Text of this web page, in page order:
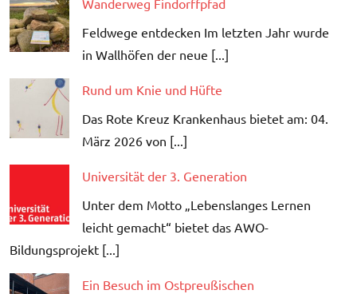
Wanderweg Findorffpfad
Feldwege entdecken Im letzten Jahr wurde
in Wallhöfen der neue [...]
Rund um Knie und Hüfte
Das Rote Kreuz Krankenhaus bietet am: 04.
März 2026 von [...]
Universität der 3. Generation
Unter dem Motto „Lebenslanges Lernen
leicht gemacht“ bietet das AWO-
Bildungsprojekt [...]
Ein Besuch im Ostpreußischen